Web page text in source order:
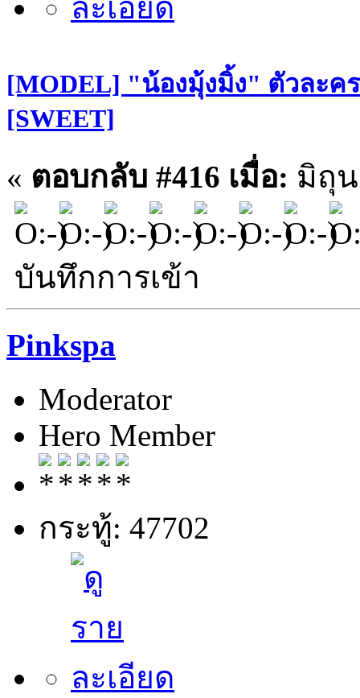
[MODEL] "น้องมุ้งมิ้ง" ตัวละค
[SWEET]
« ตอบกลับ #416 เมื่อ: มิถุน
บันทึกการเข้า
Pinkspa
Moderator
Hero Member
กระทู้: 47702